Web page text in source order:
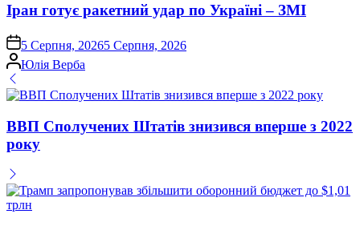
Іран готує ракетний удар по Україні – ЗМІ
on 5 Серпня, 20265 Серпня, 2026
Опубліковано
Юлія Верба
ВВП Сполучених Штатів знизився вперше з 2022
року